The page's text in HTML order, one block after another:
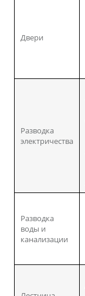
Двери
Разводка
электричества
Разводка
воды и
канализации